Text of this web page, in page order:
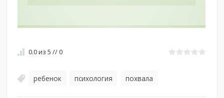
0.0из5 // 0
ребенок психология похвала